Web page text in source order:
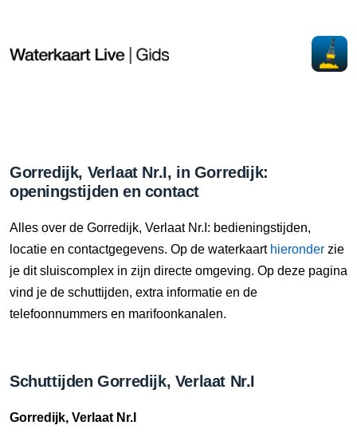
Gorredijk, Verlaat Nr.I, in Gorredijk:
openingstijden en contact
Alles over de Gorredijk, Verlaat Nr.I: bedieningstijden,
locatie en contactgegevens. Op de waterkaart hieronder zie
je dit sluiscomplex in zijn directe omgeving. Op deze pagina
vind je de schuttijden, extra informatie en de
telefoonnummers en marifoonkanalen.
Schuttijden Gorredijk, Verlaat Nr.I
Gorredijk, Verlaat Nr.I